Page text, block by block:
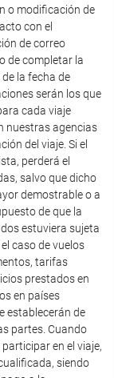
o modificación de
con el
de correo
de completar la
la fecha de
serán los que
cada viaje
nuestras agencias
del viaje. Si el
perderá el
salvo que dicho
demostrable o a
de que la
estuviera sujeta
caso de vuelos
tarifas
prestados en
en países
establecerán de
partes. Cuando
participar en el viaje,
siendo